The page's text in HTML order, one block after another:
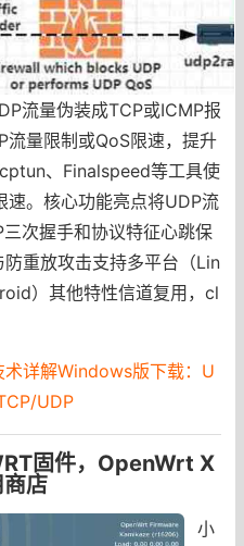
流量伪装成TCP或ICMP报
量限制或QoS限速，提升
、Finalspeed等工具使
速。核心功能亮点将UDP流
次握手和协议特征心跳保
重放攻击支持多平台（Lin
）其他特性信道复用，cl
术详解Windows版下载：U
UDP
固件，OpenWrt X
店
小